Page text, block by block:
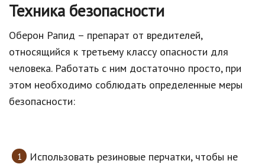
Техника безопасности
Оберон Рапид – препарат от вредителей,
относящийся к третьему классу опасности для
человека. Работать с ним достаточно просто, при
этом необходимо соблюдать определенные меры
безопасности:
Использовать резиновые перчатки, чтобы не